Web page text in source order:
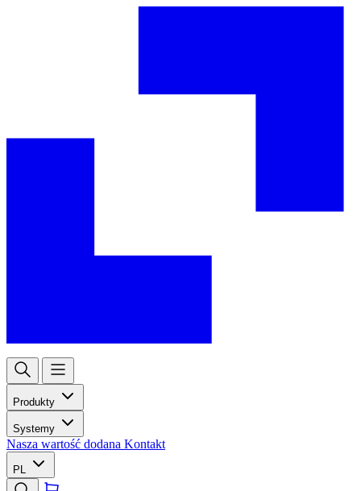
Produkty
Systemy
Nasza wartość dodana Kontakt
PL